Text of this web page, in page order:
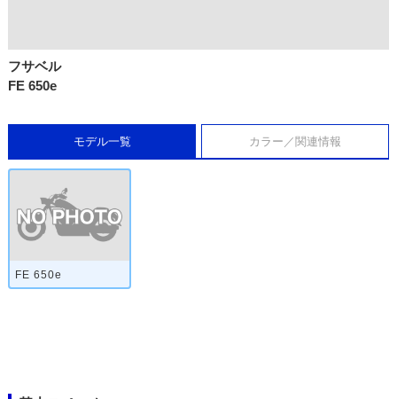
フサベル
FE 650e
モデル一覧 カラー／関連情報
FE 650e